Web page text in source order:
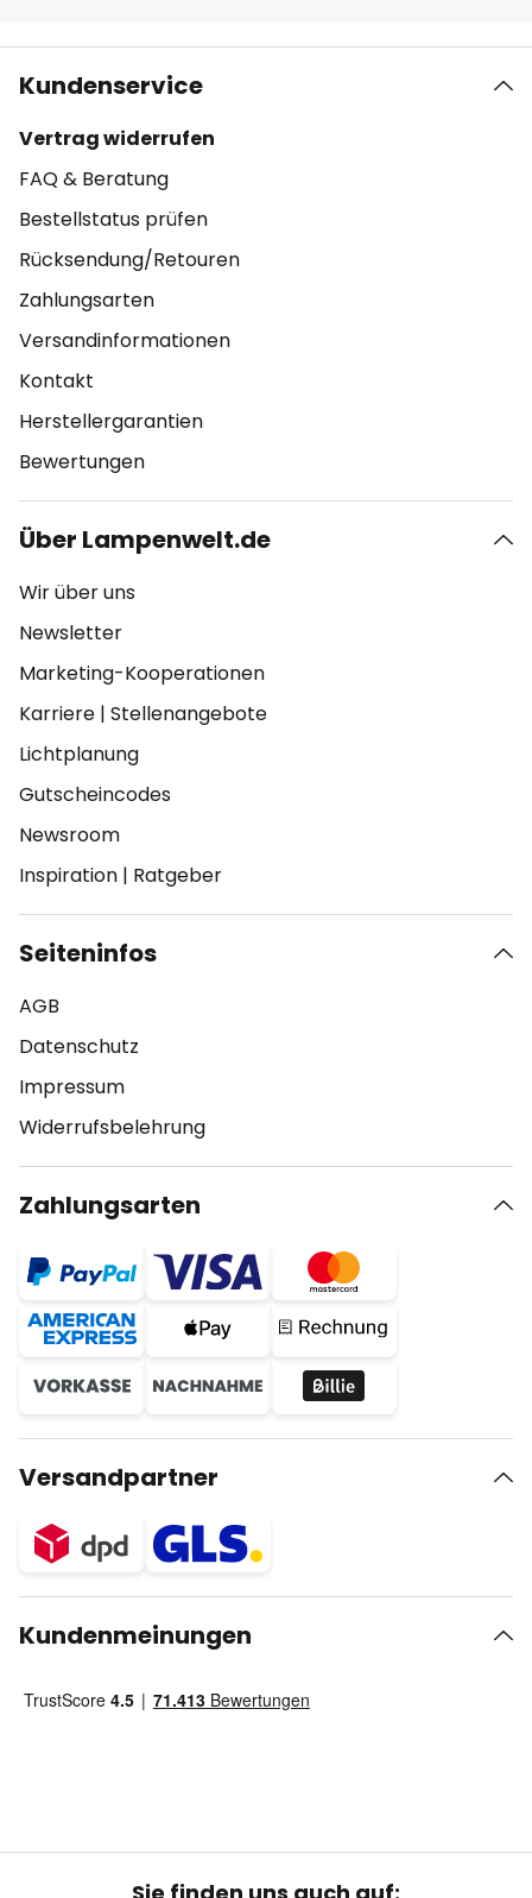
Kundenservice
Vertrag widerrufen
FAQ & Beratung
Bestellstatus prüfen
Rücksendung/Retouren
Zahlungsarten
Versandinformationen
Kontakt
Herstellergarantien
Bewertungen
Über Lampenwelt.de
Wir über uns
Newsletter
Marketing-Kooperationen
Karriere | Stellenangebote
Lichtplanung
Gutscheincodes
Newsroom
Inspiration | Ratgeber
Seiteninfos
AGB
Datenschutz
Impressum
Widerrufsbelehrung
Zahlungsarten
Versandpartner
Kundenmeinungen